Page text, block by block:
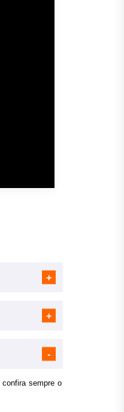
confira sempre o